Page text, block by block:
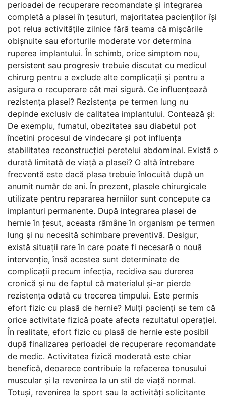
perioadei de recuperare recomandate și integrarea
completă a plasei în țesuturi, majoritatea pacienților își
pot relua activitățile zilnice fără teama că mișcările
obișnuite sau eforturile moderate vor determina
ruperea implantului. În schimb, orice simptom nou,
persistent sau progresiv trebuie discutat cu medicul
chirurg pentru a exclude alte complicații și pentru a
asigura o recuperare cât mai sigură. Ce influențează
rezistența plasei? Rezistența pe termen lung nu
depinde exclusiv de calitatea implantului. Contează și:
De exemplu, fumatul, obezitatea sau diabetul pot
încetini procesul de vindecare și pot influența
stabilitatea reconstrucției peretelui abdominal. Există o
durată limitată de viață a plasei? O altă întrebare
frecventă este dacă plasa trebuie înlocuită după un
anumit număr de ani. În prezent, plasele chirurgicale
utilizate pentru repararea herniilor sunt concepute ca
implanturi permanente. După integrarea plasei de
hernie în țesut, aceasta rămâne în organism pe termen
lung și nu necesită schimbare preventivă. Desigur,
există situații rare în care poate fi necesară o nouă
intervenție, însă acestea sunt determinate de
complicații precum infecția, recidiva sau durerea
cronică și nu de faptul că materialul și-ar pierde
rezistența odată cu trecerea timpului. Este permis
efort fizic cu plasă de hernie? Mulți pacienți se tem că
orice activitate fizică poate afecta rezultatul operației.
În realitate, efort fizic cu plasă de hernie este posibil
după finalizarea perioadei de recuperare recomandate
de medic. Activitatea fizică moderată este chiar
benefică, deoarece contribuie la refacerea tonusului
muscular și la revenirea la un stil de viață normal.
Totuși, revenirea la sport sau la activități solicitante